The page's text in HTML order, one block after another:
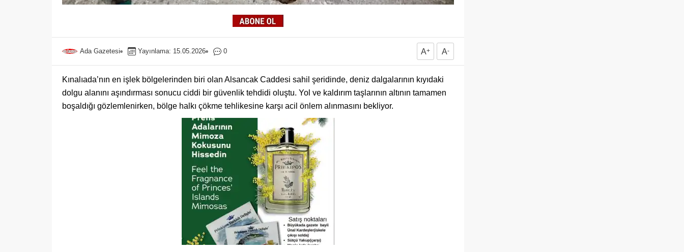
Ada Gazetesi Yayınlama: 15.05.2026 0 A+ A-
Kınalıada’nın en işlek bölgelerinden biri olan Alsancak Caddesi sahil şeridinde, deniz dalgalarının kıyıdaki
dolgu alanını aşındırması sonucu ciddi bir güvenlik tehdidi oluştu. Yol ve kaldırım taşlarının altının tamamen
boşaldığı gözlemlenirken, bölge halkı çökme tehlikesine karşı acil önlem alınmasını bekliyor.